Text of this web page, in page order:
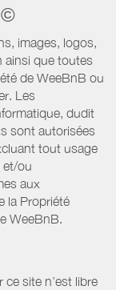
©
images, logos,
ainsi que toutes
de WeeBnB ou
Les
dudit
sont autorisées
tout usage
et/ou
aux
la Propriété
WeeBnB.
site n’est libre